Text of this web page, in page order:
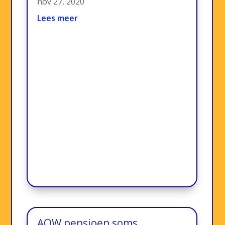
Lees meer